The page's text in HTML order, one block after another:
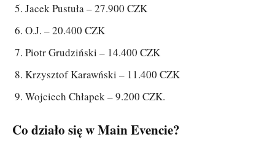
Jacek Pustuła – 27.900 CZK
O.J. – 20.400 CZK
Piotr Grudziński – 14.400 CZK
Krzysztof Karawński – 11.400 CZK
Wojciech Chłapek – 9.200 CZK.
Co działo się w Main Evencie?